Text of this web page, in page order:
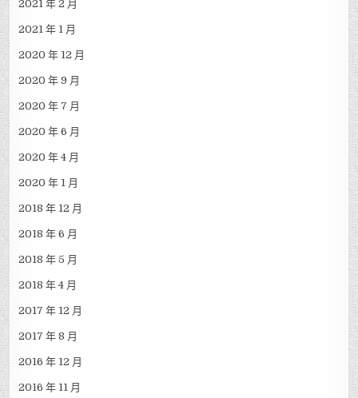
2021 年 2 月
2021 年 1 月
2020 年 12 月
2020 年 9 月
2020 年 7 月
2020 年 6 月
2020 年 4 月
2020 年 1 月
2018 年 12 月
2018 年 6 月
2018 年 5 月
2018 年 4 月
2017 年 12 月
2017 年 8 月
2016 年 12 月
2016 年 11 月